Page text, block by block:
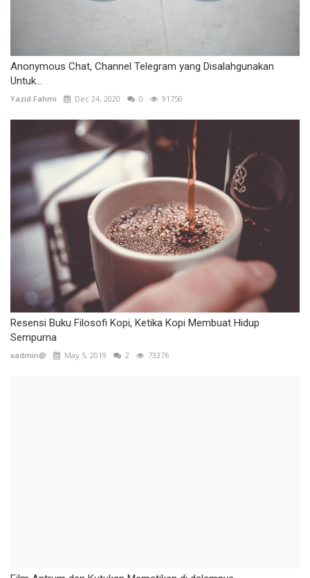
Anonymous Chat, Channel Telegram yang Disalahgunakan
Untuk...
Yazid Fahmi Dec 24, 2020 0 91750
Resensi Buku Filosofi Kopi, Ketika Kopi Membuat Hidup
Sempurna
xadmin@ May 5, 2019 2 73376